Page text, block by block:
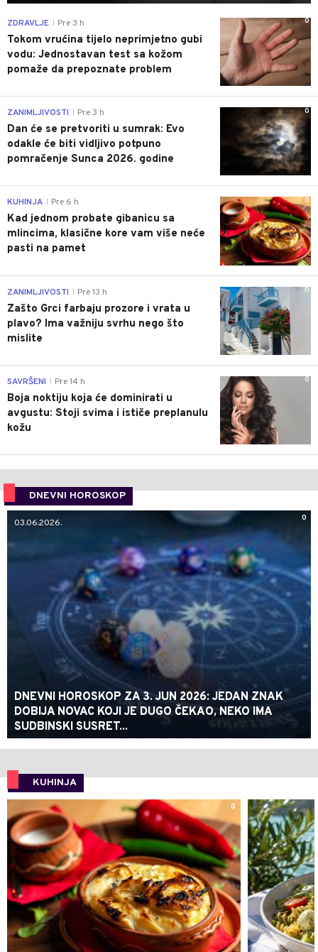
0
ZDRAVLJE Pre 3 h
Tokom vrućina tijelo neprimjetno gubi
vodu: Jednostavan test sa kožom
pomaže da prepoznate problem
0
ZANIMLJIVOSTI Pre 3 h
Dan će se pretvoriti u sumrak: Evo
odakle će biti vidljivo potpuno
pomračenje Sunca 2026. godine
0
KUHINJA Pre 6 h
Kad jednom probate gibanicu sa
mlincima, klasične kore vam više neće
pasti na pamet
0
ZANIMLJIVOSTI Pre 13 h
Zašto Grci farbaju prozore i vrata u
plavo? Ima važniju svrhu nego što
mislite
0
SAVRŠENI Pre 14 h
Boja noktiju koja će dominirati u
avgustu: Stoji svima i ističe preplanulu
kožu
DNEVNI HOROSKOP
0
03.06.2026.
DNEVNI HOROSKOP ZA 3. JUN 2026: JEDAN ZNAK
DOBIJA NOVAC KOJI JE DUGO ČEKAO, NEKO IMA
SUDBINSKI SUSRET...
KUHINJA
0